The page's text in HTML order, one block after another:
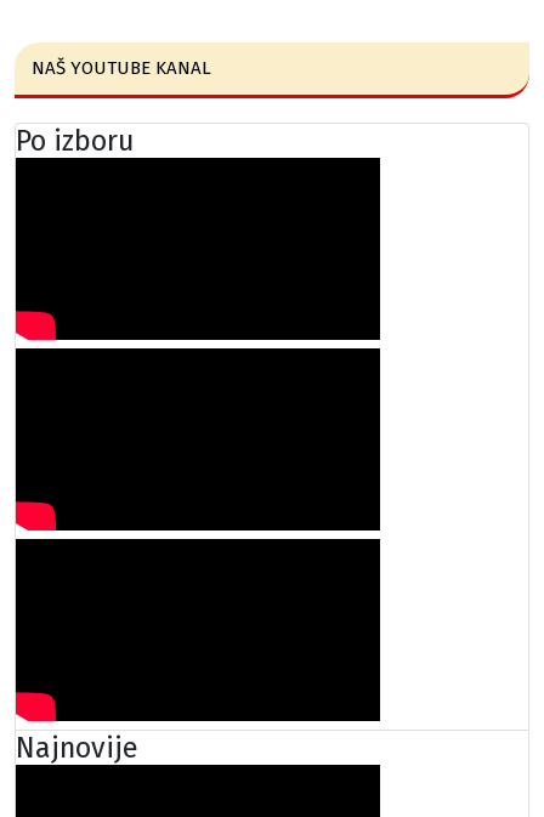
NAŠ YOUTUBE KANAL
Po izboru
Najnovije